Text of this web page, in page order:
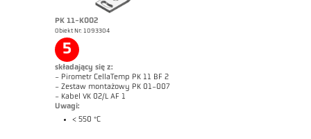
measurement in combustion plants
PK 11-K002
Obiekt Nr: 1093304
5
składający się z:
- Pirometr CellaTemp PK 11 BF 2
- Zestaw montażowy PK 01-007
- Kabel VK 02/L AF 1
Uwagi:
< 550 °C